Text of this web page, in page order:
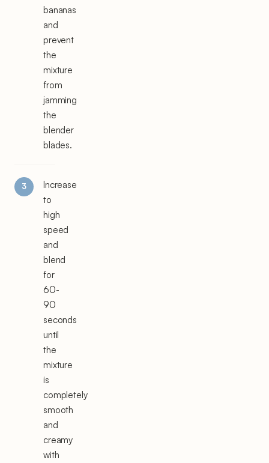
bananas
and
prevent
the
mixture
from
jamming
the
blender
blades.
Increase
to
high
speed
and
blend
for
60-
90
seconds
until
the
mixture
is
completely
smooth
and
creamy
with